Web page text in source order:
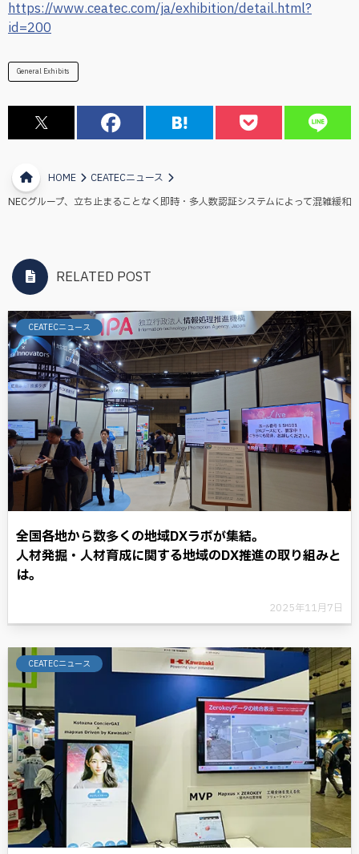
https://www.ceatec.com/ja/exhibition/detail.html?
id=200
General Exhibits
HOME
CEATECニュース
NECグループ、立ち止まることなく即時・多人数認証システムによって混雑緩和
RELATED POST
CEATECニュース
全国各地から数多くの地域DXラボが集結。
人材発掘・人材育成に関する地域のDX推進の取り組みと
は。
2025年11月7日
CEATECニュース